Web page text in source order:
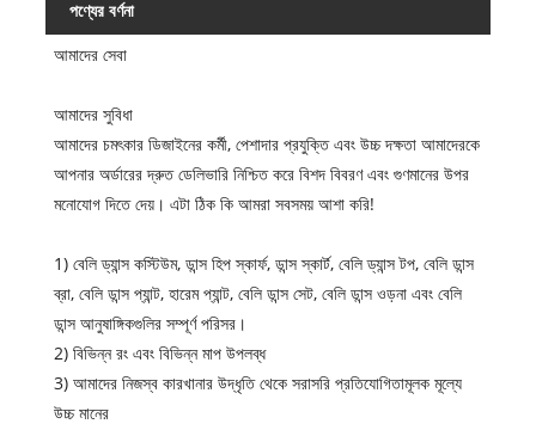
পণ্যের বর্ণনা
আমাদের সেবা
আমাদের সুবিধা
আমাদের চমৎকার ডিজাইনের কর্মী, পেশাদার প্রযুক্তি এবং উচ্চ দক্ষতা আমাদেরকে
আপনার অর্ডারের দ্রুত ডেলিভারি নিশ্চিত করে বিশদ বিবরণ এবং গুণমানের উপর
মনোযোগ দিতে দেয়। এটা ঠিক কি আমরা সবসময় আশা করি!
1) বেলি ড্যান্স কস্টিউম, ডান্স হিপ স্কার্ফ, ডান্স স্কার্ট, বেলি ড্যান্স টপ, বেলি ডান্স
ব্রা, বেলি ডান্স প্যান্ট, হারেম প্যান্ট, বেলি ডান্স সেট, বেলি ডান্স ওড়না এবং বেলি
ডান্স আনুষাঙ্গিকগুলির সম্পূর্ণ পরিসর।
2) বিভিন্ন রং এবং বিভিন্ন মাপ উপলব্ধ
3) আমাদের নিজস্ব কারখানার উদ্ধৃতি থেকে সরাসরি প্রতিযোগিতামূলক মূল্যে
উচ্চ মানের